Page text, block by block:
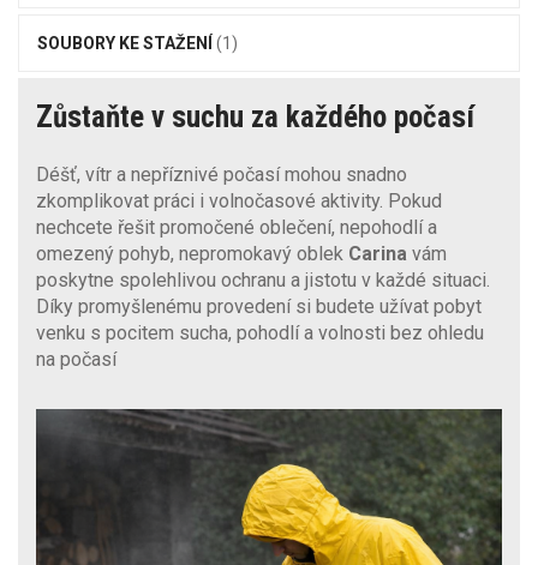
SOUBORY KE STAŽENÍ (1)
Zůstaňte v suchu za každého počasí
Déšť, vítr a nepříznivé počasí mohou snadno
zkomplikovat práci i volnočasové aktivity. Pokud
nechcete řešit promočené oblečení, nepohodlí a
omezený pohyb, nepromokavý oblek Carina vám
poskytne spolehlivou ochranu a jistotu v každé situaci.
Díky promyšlenému provedení si budete užívat pobyt
venku s pocitem sucha, pohodlí a volnosti bez ohledu
na počasí